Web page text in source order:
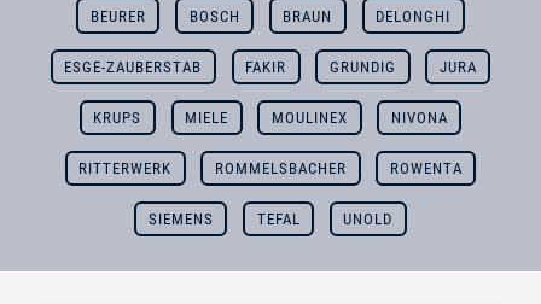
BEURER BOSCH BRAUN DELONGHI
ESGE-ZAUBERSTAB FAKIR GRUNDIG JURA
KRUPS MIELE MOULINEX NIVONA
RITTERWERK ROMMELSBACHER ROWENTA
SIEMENS TEFAL UNOLD